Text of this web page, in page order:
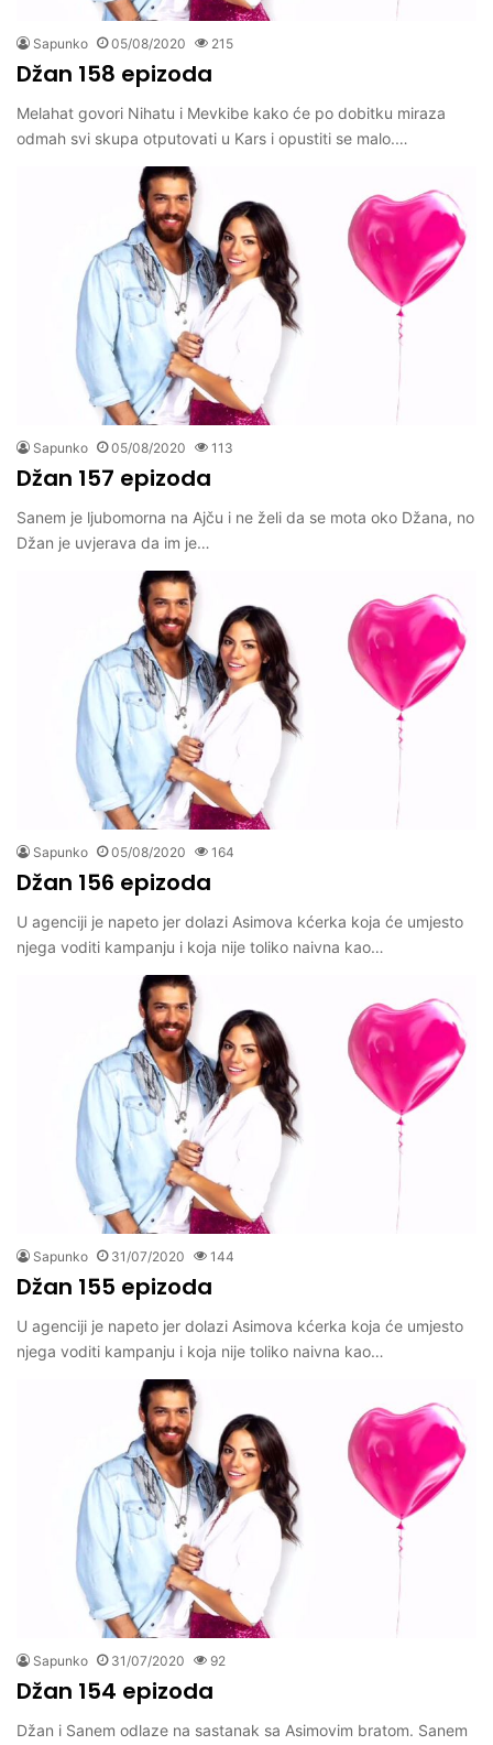
Sapunko 05/08/2020 215
Džan 158 epizoda
Melahat govori Nihatu i Mevkibe kako će po dobitku miraza
odmah svi skupa otputovati u Kars i opustiti se malo.…
Sapunko 05/08/2020 113
Džan 157 epizoda
Sanem je ljubomorna na Ajču i ne želi da se mota oko Džana, no
Džan je uvjerava da im je…
Sapunko 05/08/2020 164
Džan 156 epizoda
U agenciji je napeto jer dolazi Asimova kćerka koja će umjesto
njega voditi kampanju i koja nije toliko naivna kao…
Sapunko 31/07/2020 144
Džan 155 epizoda
U agenciji je napeto jer dolazi Asimova kćerka koja će umjesto
njega voditi kampanju i koja nije toliko naivna kao…
Sapunko 31/07/2020 92
Džan 154 epizoda
Džan i Sanem odlaze na sastanak sa Asimovim bratom. Sanem